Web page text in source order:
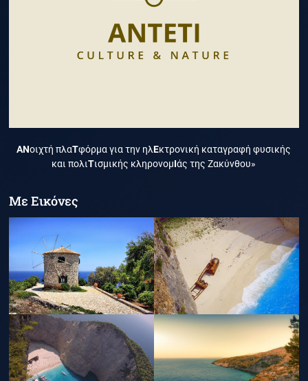
ΑΝοιχτή πλαΤφόρμα για την ηλΕκτρονική καταγραφή φυσικής
και πολιΤισμικής κληρονομΙάς της Ζακύνθου»
Με Εικόνες